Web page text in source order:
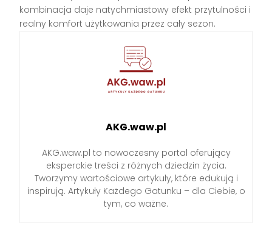
kombinacja daje natychmiastowy efekt przytulności i
realny komfort użytkowania przez cały sezon.
AKG.waw.pl
AKG.waw.pl to nowoczesny portal oferujący
eksperckie treści z różnych dziedzin życia.
Tworzymy wartościowe artykuły, które edukują i
inspirują. Artykuły Każdego Gatunku – dla Ciebie, o
tym, co ważne.